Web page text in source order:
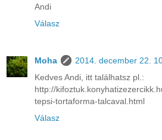
Andi
Válasz
Moha
2014. december 22.
Kedves Andi, itt találhatsz pl.:
http://
tepsi-tortaforma-talcaval.html
Válasz